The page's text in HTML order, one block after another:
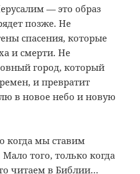
— это образ
позже. Не
спасения, которые
и смерти. Не
город, который
и превратит
в новое небо и новую
когда мы ставим
того, только когда
читаем в Библии…